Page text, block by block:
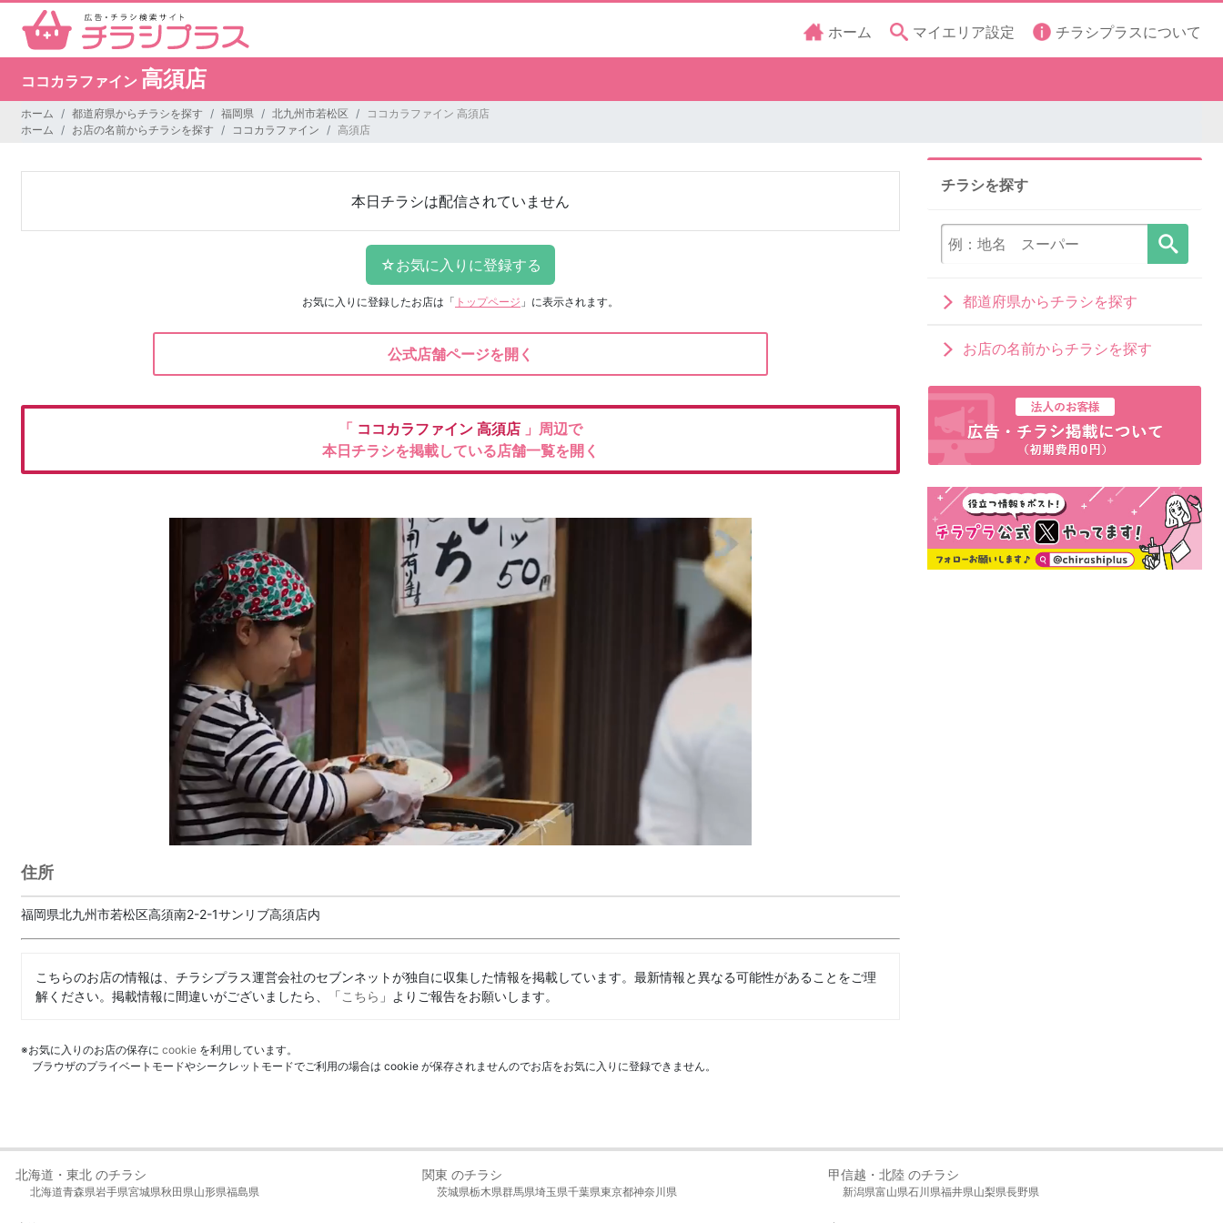
ホーム マイエリア設定 チラシプラスについて
ココカラファイン 高須店
ホーム 都道府県からチラシを探す 福岡県 北九州市若松区
ココカラファイン 高須店
ホーム
お店の名前からチラシを探す ココカラファイン 高須店
本日チラシは配信されていません
お気に入りに登録したお店は 「 トップページ 」に表示されます。
公式店舗ページを開く
「 ココカラファイン 高須店 」周辺で
本日チラシを掲載している店舗一覧を開く
住所
福岡県北九州市若松区高須南2-2-1サンリブ高須店内
こちらのお店の情報は、チラシプラス運営会社のセブンネットが独自に収集した情報を掲載しています。最新情報と異なる可能性があることをご理
解ください。掲載情報に間違いがございましたら、「こちら 」よりご報告をお願いします。
※お気に入りのお店の保存に cookie を利用しています。
ブラウザのプライベートモードやシークレットモードでご利用の場合は cookie が保存されませんのでお店をお気に入りに登録できません。
チラシを探す
都道府県からチラシを探す
お店の名前からチラシを探す
北海道・東北 のチラシ
北海道青森県岩手県宮城県秋田県山形県福島県
関東 のチラシ
茨城県栃木県群馬県埼玉県千葉県東京都神奈川県
甲信越・北陸 のチラシ
新潟県富山県石川県福井県山梨県長野県